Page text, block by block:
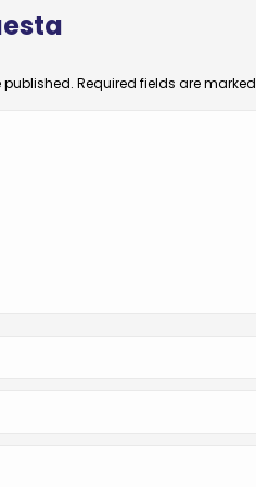
Required fields are marked